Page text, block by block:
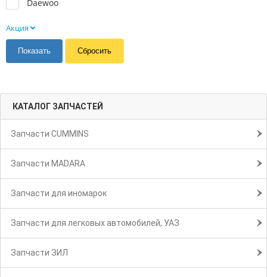
Daewoo
Акция
КАТАЛОГ ЗАПЧАСТЕЙ
Запчасти CUMMINS
Запчасти MADARA
Запчасти для иномарок
Запчасти для легковых автомобилей, УАЗ
Запчасти ЗИЛ